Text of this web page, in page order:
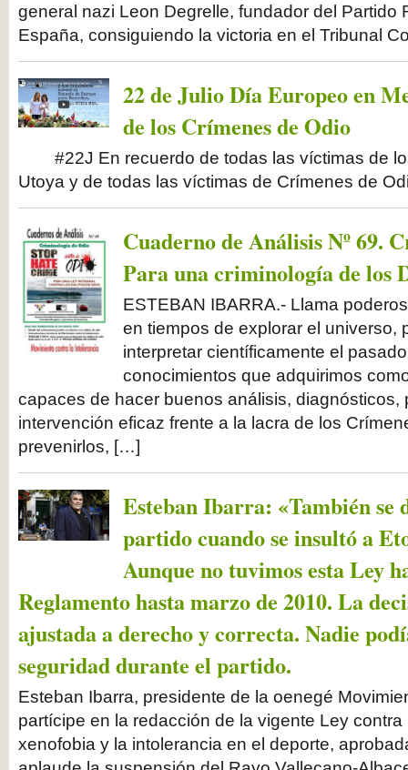
general nazi Leon Degrelle, fundador del Partido
España, consiguiendo la victoria en el Tribunal
22 de Julio Día Europeo en
de los Crímenes de Odio
#22J En recuerdo de todas las víctimas de
Utoya y de todas las víctimas de Crímenes de
Cuaderno de Análisis Nº 69.
Para una criminología de los
ESTEBAN IBARRA.- Llama
en tiempos de explorar el universo,
interpretar científicamente el
conocimientos que adquirimos
capaces de hacer buenos análisis, diagnósticos,
intervención eficaz frente a la lacra de los
prevenirlos, […]
Esteban Ibarra: «También se
partido cuando se insultó a
Aunque no tuvimos esta Ley
Reglamento hasta marzo de 2010. La
ajustada a derecho y correcta. Nadie
seguridad durante el partido.
Esteban Ibarra, presidente de la oenegé
partícipe en la redacción de la vigente Ley
xenofobia y la intolerancia en el deporte,